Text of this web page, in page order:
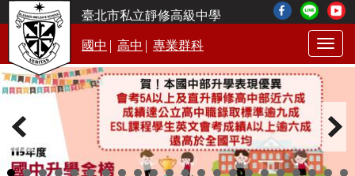
臺北市私立靜修高級中學
國中 | 高中 | 專業群科